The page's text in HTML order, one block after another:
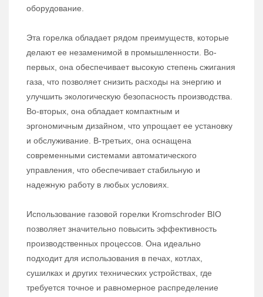
оборудование.
Эта горелка обладает рядом преимуществ, которые
делают ее незаменимой в промышленности. Во-
первых, она обеспечивает высокую степень сжигания
газа, что позволяет снизить расходы на энергию и
улучшить экологическую безопасность производства.
Во-вторых, она обладает компактным и
эргономичным дизайном, что упрощает ее установку
и обслуживание. В-третьих, она оснащена
современными системами автоматического
управления, что обеспечивает стабильную и
надежную работу в любых условиях.
Использование газовой горелки Kromschroder BIO
позволяет значительно повысить эффективность
производственных процессов. Она идеально
подходит для использования в печах, котлах,
сушилках и других технических устройствах, где
требуется точное и равномерное распределение